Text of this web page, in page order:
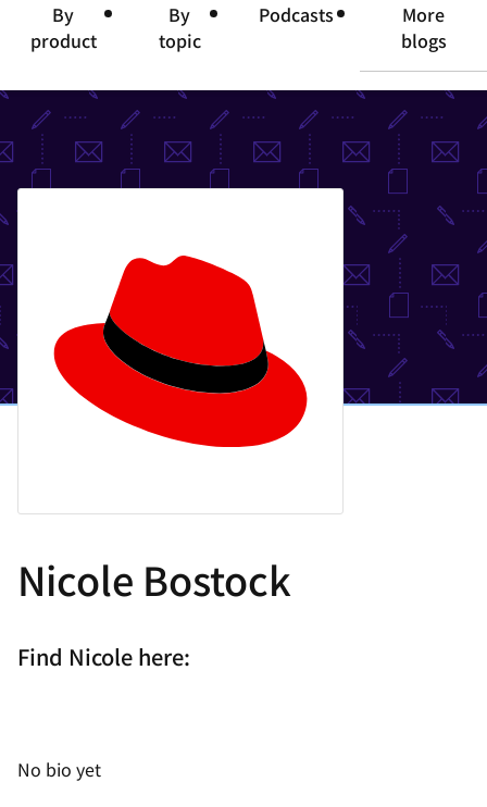
語
選
て
く
だ
さ
い
By
product
By
topic
Podcasts
More
blogs
Nicole Bostock
Find Nicole here:
No bio yet